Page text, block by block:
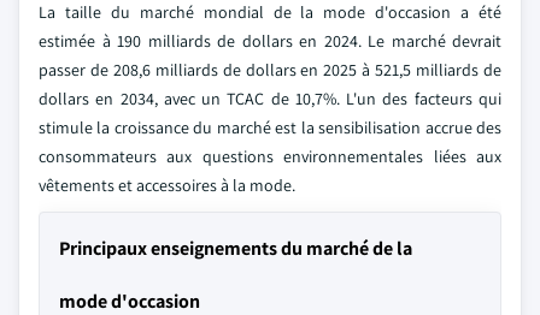
La taille du marché mondial de la mode d'occasion a été
estimée à 190 milliards de dollars en 2024. Le marché devrait
passer de 208,6 milliards de dollars en 2025 à 521,5 milliards de
dollars en 2034, avec un TCAC de 10,7%. L'un des facteurs qui
stimule la croissance du marché est la sensibilisation accrue des
consommateurs aux questions environnementales liées aux
vêtements et accessoires à la mode.
Principaux enseignements du marché de la
mode d'occasion